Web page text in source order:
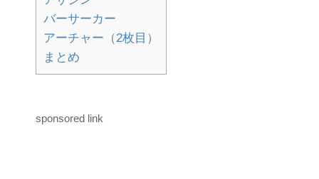
バーサーカー
アーチャー（2枚目）
まとめ
sponsored link